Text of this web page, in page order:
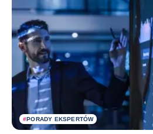
#PORADY EKSPERTÓW